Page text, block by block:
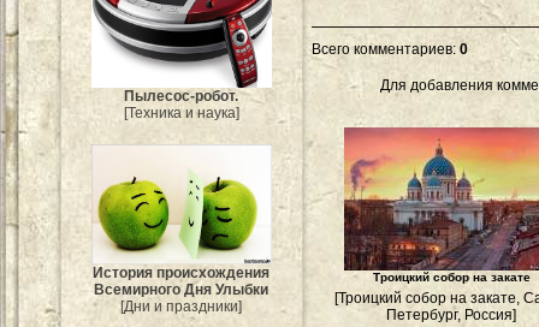
Пылесос-робот.
[Техника и наука]
История происхождения
Всемирного Дня Улыбки
[Дни и праздники]
Всего комментариев: 0
Для добавления
Троицкий собор на закате
[Троицкий собор на закате,
Петербург, Россия]